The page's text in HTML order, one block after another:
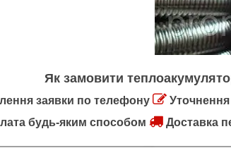
Як замовити
заявки по телефону
Уточнення
будь-яким способом
Доставка